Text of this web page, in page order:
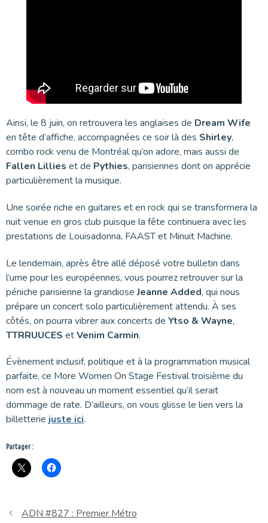
Ainsi, le 8 juin, on retrouvera les anglaises de Dream Wife
en tête d’affiche, accompagnées ce soir là des Shirley,
combo rock venu de Montréal qu’on adore, mais aussi de
Fallen Lillies et de Pythies, parisiennes dont on apprécie
particulièrement la musique.
Une soirée riche en guitares et en rock qui se transformera la
nuit venue en gros club puisque la fête continuera avec les
prestations de Louisadonna, FAAST et Minuit Machine.
Le lendemain, après être allé déposé votre bulletin dans
l’urne pour les européennes, vous pourrez retrouver sur la
péniche parisienne la grandioseJeanne Added, qui nous
prépare un concert solo particulièrement attendu. À ses
côtés, on pourra vibrer aux concerts de Ytso & Wayne,
TTRRUUCES etVenim Carmin.
Évènement inclusif, politique et à la programmation musical
parfaite, ce More Women On Stage Festival troisième du
nom est à nouveau un moment essentiel qu’il serait
dommage de rate. D’ailleurs, on vous glisse le lien vers la
billetterie juste ici.
Partager :
ADN #827 : Premier Métro